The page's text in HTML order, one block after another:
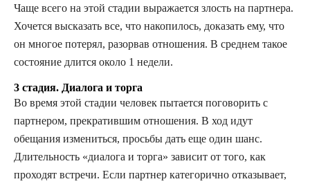
Чаще всего на этой стадии выражается злость на партнера.
Хочется высказать все, что накопилось, доказать ему, что
он многое потерял, разорвав отношения. В среднем такое
состояние длится около 1 недели.
3 стадия. Диалога и торга
Во время этой стадии человек пытается поговорить с
партнером, прекратившим отношения. В ход идут
обещания измениться, просьбы дать еще один шанс.
Длительность «диалога и торга» зависит от того, как
проходят встречи. Если партнер категорично отказывает,